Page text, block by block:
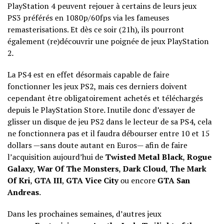
PlayStation 4 peuvent rejouer à certains de leurs jeux
PS3 préférés en 1080p/60fps via les fameuses
remasterisations. Et dès ce soir (21h), ils pourront
également (re)découvrir une poignée de jeux PlayStation
2.
La PS4 est en effet désormais capable de faire
fonctionner les jeux PS2, mais ces derniers doivent
cependant être obligatoirement achetés et téléchargés
depuis le PlayStation Store. Inutile donc d’essayer de
glisser un disque de jeu PS2 dans le lecteur de sa PS4, cela
ne fonctionnera pas et il faudra débourser entre 10 et 15
dollars —sans doute autant en Euros— afin de faire
l’acquisition aujourd’hui de Twisted Metal Black, Rogue
Galaxy, War Of The Monsters, Dark Cloud, The Mark
Of Kri, GTA III, GTA Vice Cityou encore GTA San
Andreas.
Dans les prochaines semaines, d’autres jeux